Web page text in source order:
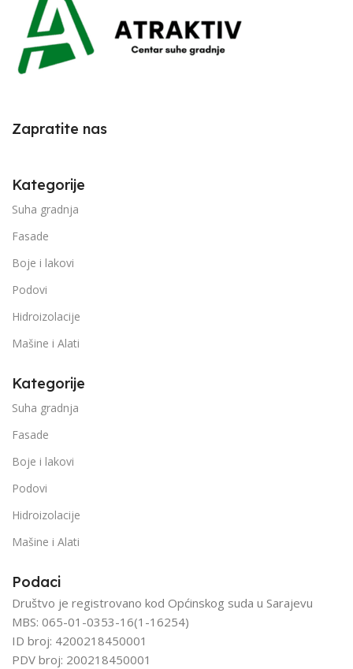
Zapratite nas
Kategorije
Suha gradnja
Fasade
Boje i lakovi
Podovi
Hidroizolacije
Mašine i Alati
Kategorije
Suha gradnja
Fasade
Boje i lakovi
Podovi
Hidroizolacije
Mašine i Alati
Podaci
Društvo je registrovano kod Općinskog suda u Sarajevu
MBS: 065-01-0353-16(1-16254)
ID broj: 4200218450001
PDV broj: 200218450001